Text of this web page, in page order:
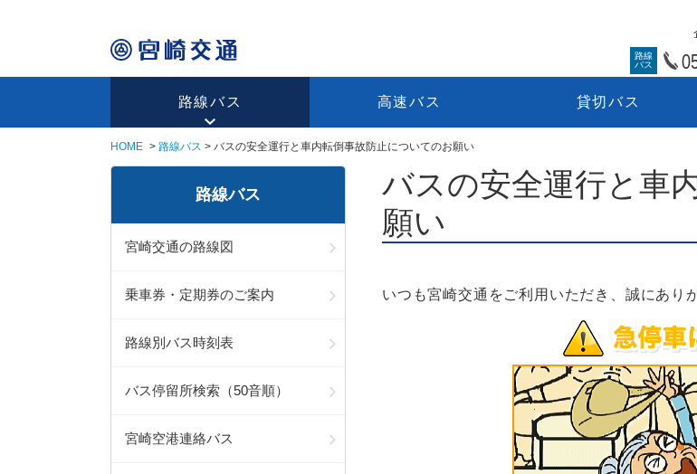
路線
バス
路線バス 高速バス 貸切バス
HOME 路線バス バスの安全運行と車内転倒事故防止についてのお願い
バスの安全運行と車
願い
いつも宮崎交通をご利用いただき、誠にあり
路線バス
宮崎交通の路線図
乗車券・定期券のご案内
路線別バス時刻表
バス停留所検索（50音順）
宮崎空港連絡バス